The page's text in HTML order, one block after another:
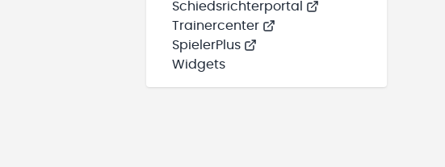
Schiedsrichterportal
Trainercenter
SpielerPlus
Widgets